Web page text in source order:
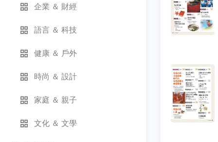
企業 ＆ 財經
語言 ＆ 科技
健康 ＆ 戶外
時尚 ＆ 設計
家庭 ＆ 親子
文化 ＆ 文學